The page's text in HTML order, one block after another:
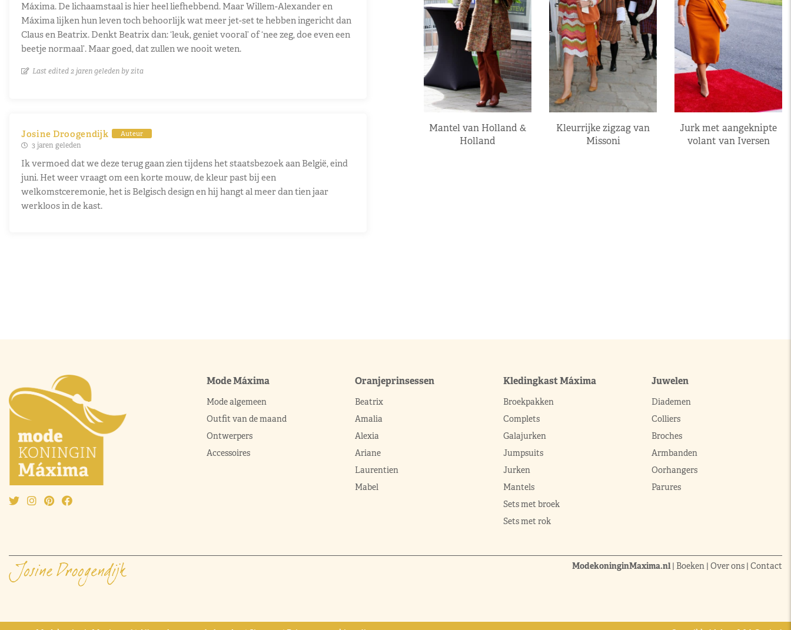
Máxima. De lichaamstaal is hier heel liefhebbend. Maar Willem-Alexander en
Máxima lijken hun leven toch behoorlijk wat meer jet-set te hebben ingericht dan
Claus en Beatrix. Denkt Beatrix dan: ‘leuk, geniet vooral’ of ‘nee zeg, doe even een
beetje normaal’. Maar goed, dat zullen we nooit weten.
Last edited 2 jaren geleden by zita
Josine Droogendijk Auteur
3 jaren geleden
Ik vermoed dat we deze terug gaan zien tijdens het staatsbezoek aan België, eind
juni. Het weer vraagt om een korte mouw, de kleur past bij een
welkomstceremonie, het is Belgisch design en hij hangt al meer dan tien jaar
werkloos in de kast.
Mantel van Holland &
Holland
Kleurrijke zigzag van
Missoni
Jurk met aangeknipte
volant van Iversen
Mode Máxima
Mode algemeen
Outfit van de maand
Ontwerpers
Accessoires
Oranjeprinsessen
Beatrix
Amalia
Alexia
Ariane
Laurentien
Mabel
Kledingkast Máxima
Broekpakken
Complets
Galajurken
Jumpsuits
Jurken
Mantels
Sets met broek
Sets met rok
Juwelen
Diademen
Colliers
Broches
Armbanden
Oorhangers
Parures
ModekoninginMaxima.nl| Boeken | Over ons | Contact